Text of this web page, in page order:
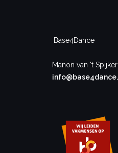
Base4Dance
Manon van 't Spijker